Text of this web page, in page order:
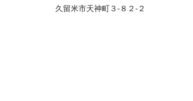
久留米市天神町３‐８２‐２